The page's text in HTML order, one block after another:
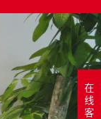
在
线
客